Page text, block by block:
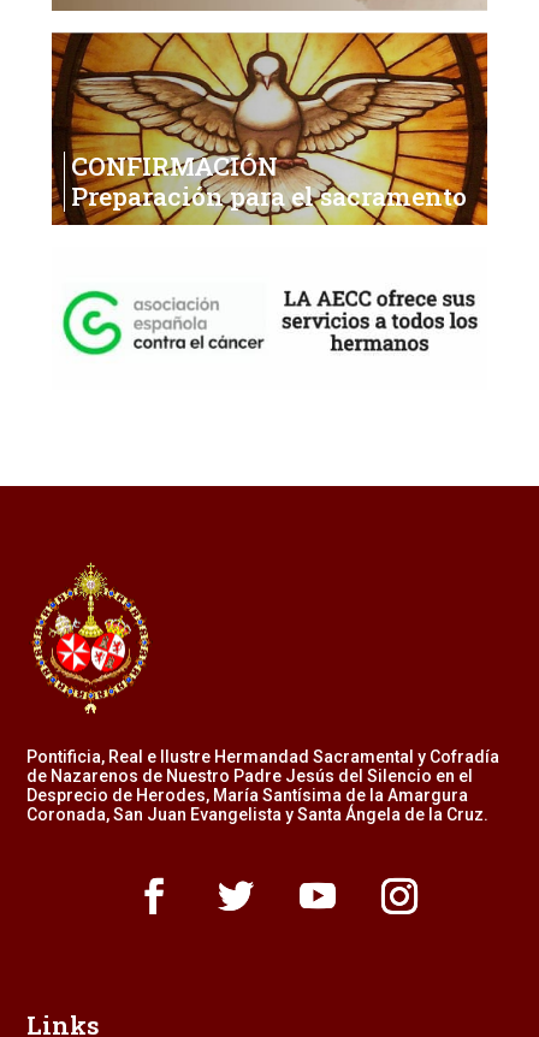
CONFIRMACIÓN
Preparación para el sacramento
Pontificia, Real e Ilustre Hermandad Sacramental y Cofradía
de Nazarenos de Nuestro Padre Jesús del Silencio en el
Desprecio de Herodes, María Santísima de la Amargura
Coronada, San Juan Evangelista y Santa Ángela de la Cruz.
Links